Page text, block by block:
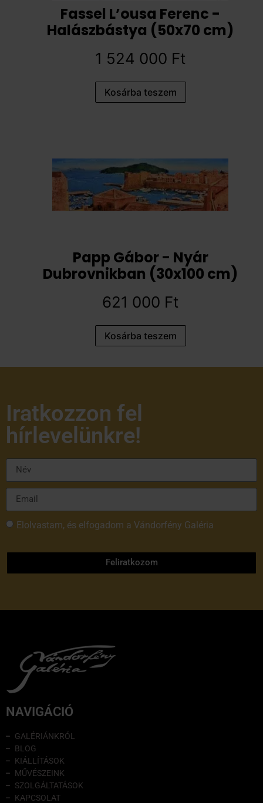
Fassel L’ousa Ferenc -
Halászbástya (50x70 cm)
1 524 000 Ft
Kosárba teszem
Papp Gábor - Nyár
Dubrovnikban (30x100 cm)
621 000 Ft
Kosárba teszem
Iratkozzon fel
hírlevelünkre!
Elolvastam, és elfogadom a Vándorfény Galéria
Feliratkozom
NAVIGÁCIÓ
GALÉRIÁNKRÓL
BLOG
KIÁLLÍTÁSOK
MŰVÉSZEINK
SZOLGÁLTATÁSOK
KAPCSOLAT